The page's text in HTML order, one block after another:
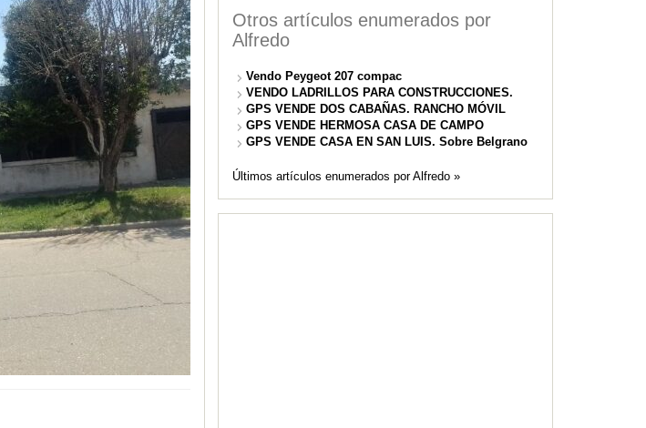
Otros artículos enumerados por
Alfredo
Vendo Peygeot 207 compac
VENDO LADRILLOS PARA CONSTRUCCIONES.
GPS VENDE DOS CABAÑAS. RANCHO MÓVIL
GPS VENDE HERMOSA CASA DE CAMPO
GPS VENDE CASA EN SAN LUIS. Sobre Belgrano
Últimos artículos enumerados por Alfredo »